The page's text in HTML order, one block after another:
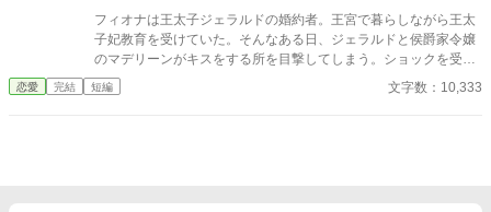
フィオナは王太子ジェラルドの婚約者。王宮で暮らしながら王太
子妃教育を受けていた。そんなある日、ジェラルドと侯爵家令嬢
のマデリーンがキスをする所を目撃してしまう。ショックを受け
たフィオナは自ら修道院に行くことを決意し、護衛騎士のエルマ
ーとともに王宮を逃げ出した。置き手紙を読んだ皇太子が追いか
恋愛 完結 短編 文字数：10,333